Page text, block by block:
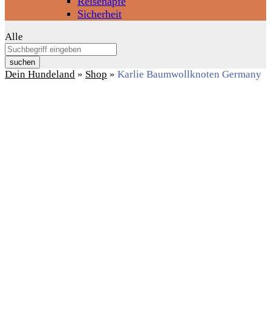
Sicherheit
Alle
suchen
Dein Hundeland » Shop » Karlie Baumwollknoten Germany